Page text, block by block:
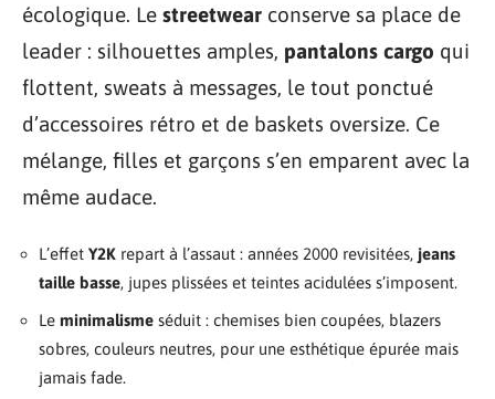
écologique. Le streetwear conserve sa place de
leader : silhouettes amples, pantalons cargo qui
flottent, sweats à messages, le tout ponctué
d’accessoires rétro et de baskets oversize. Ce
mélange, filles et garçons s’en emparent avec la
même audace.
L’effet Y2K repart à l’assaut : années 2000 revisitées, jeans
taille basse, jupes plissées et teintes acidulées s’imposent.
Le minimalisme séduit : chemises bien coupées, blazers
sobres, couleurs neutres, pour une esthétique épurée mais
jamais fade.